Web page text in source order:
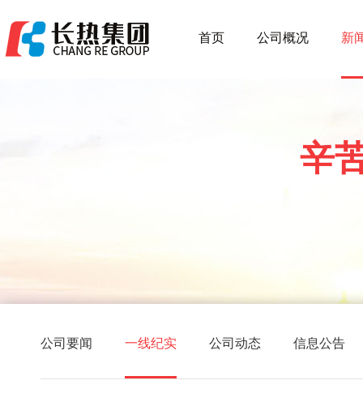
首页 公司概况 新
辛
公司要闻 一线纪实 公司动态 信息公告